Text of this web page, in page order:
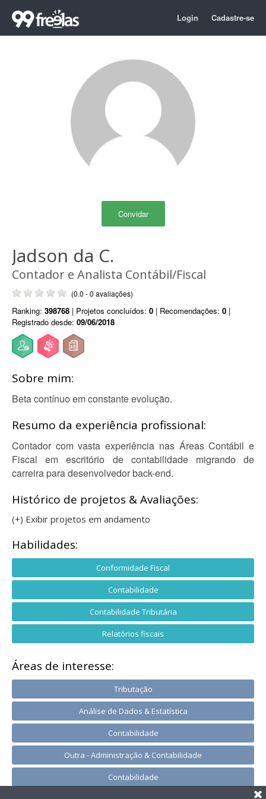
Login Cadastre-se
Convidar
Jadson da C.
Contador e Analista Contábil/Fiscal
(0.0 - 0 avaliações)
Ranking: 398768 | Projetos concluídos: 0 | Recomendações: 0 |
Registrado desde: 09/06/2018
Sobre mim:
Beta contínuo em constante evolução.
Resumo da experiência profissional:
Contador com vasta experiência nas Áreas Contábil e
Fiscal em escritório de contabilidade migrando de
carreira para desenvolvedor back-end.
Histórico de projetos & Avaliações:
(+) Exibir projetos em andamento
Habilidades:
Conformidade Fiscal
Contabilidade
Contabilidade Tributária
Relatórios fiscais
Áreas de interesse:
Tributação
Análise de Dados & Estatística
Contabilidade
Outra - Administração & Contabilidade
Contabilidade